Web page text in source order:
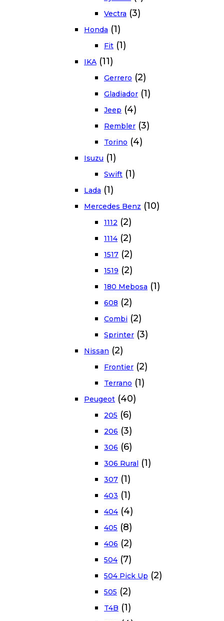
Vectra (3)
Honda (1)
Fit (1)
IKA (11)
Gerrero (2)
Gladiador (1)
Jeep (4)
Rembler (3)
Torino (4)
Isuzu (1)
Swift (1)
Lada (1)
Mercedes Benz (10)
1112 (2)
1114 (2)
1517 (2)
1519 (2)
180 Mebosa (1)
608 (2)
Combi (2)
Sprinter (3)
Nissan (2)
Frontier (2)
Terrano (1)
Peugeot (40)
205 (6)
206 (3)
306 (6)
306 Rural (1)
307 (1)
403 (1)
404 (4)
405 (8)
406 (2)
504 (7)
504 Pick Up (2)
505 (2)
T4B (1)